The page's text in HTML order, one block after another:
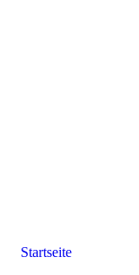
Startseite